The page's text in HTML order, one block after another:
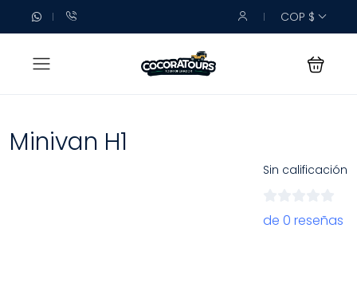
COP $
Minivan H1
Sin calificación
de 0 reseñas